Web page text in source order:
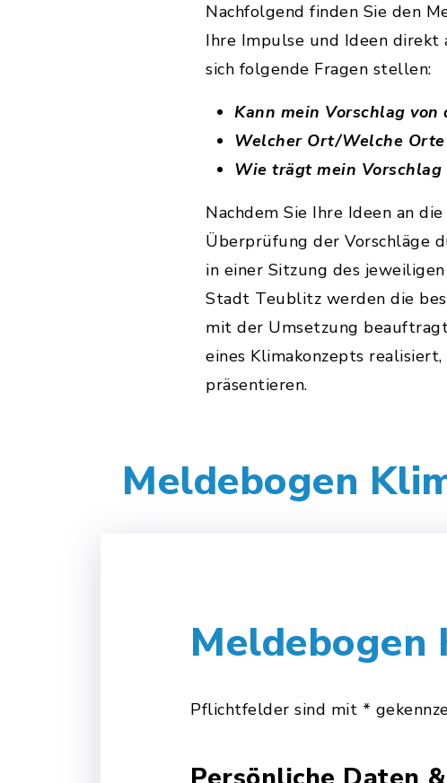
Nachfolgend finden Sie den
Ihre Impulse und Ideen
sich folgende Fragen stellen:
Kann mein Vorschlag
Welcher Ort/Welche
Wie trägt mein Vorschlag
Nachdem Sie Ihre Ideen an
Überprüfung der Vorschläge
in einer Sitzung des
Stadt Teublitz werden die
mit der Umsetzung
eines Klimakonzepts
präsentieren.
Meldebogen
Pflichtfelder sind mit *